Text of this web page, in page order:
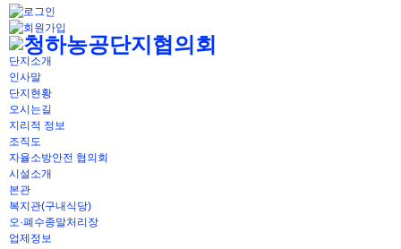
단지소개
인사말
단지현황
오시는길
지리적 정보
조직도
자율소방안전 협의회
시설소개
본관
복지관(구내식당)
오·폐수종말처리장
업제정보